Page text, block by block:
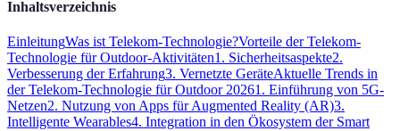
Inhaltsverzeichnis
EinleitungWas ist Telekom-Technologie?Vorteile der Telekom-
Technologie für Outdoor-Aktivitäten1. Sicherheitsaspekte2.
Verbesserung der Erfahrung3. Vernetzte GeräteAktuelle Trends in
der Telekom-Technologie für Outdoor 20261. Einführung von 5G-
Netzen2. Nutzung von Apps für Augmented Reality (AR)3.
Intelligente Wearables4. Integration in den Ökosystem der Smart